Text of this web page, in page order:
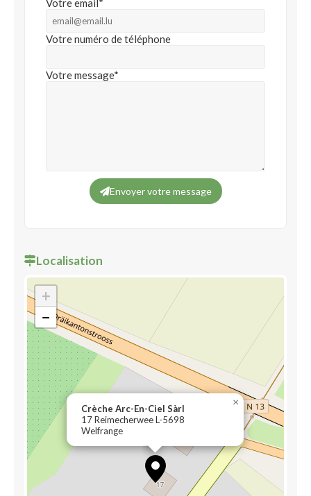
Votre email*
Votre numéro de téléphone
Votre message*
Envoyer votre message
Localisation
Crèche Arc-En-Ciel Sàrl
17 Reimecherwee L-5698
Welfrange
×
+
−